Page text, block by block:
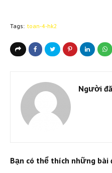
Tags: toan-4-hk2
Người
Bạn có thể thích những bài